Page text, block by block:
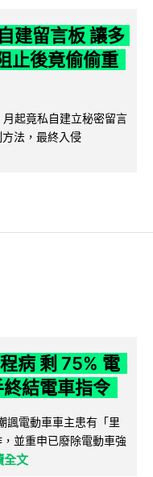
建留言板 讓多
止後竟偷偷重
起竟私自建立秘密留言
法，最終入侵
病 剩 75% 電
結電車指令
諷電動車車主患有「里
並重申已廢除電動車強
全文